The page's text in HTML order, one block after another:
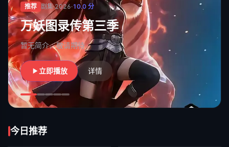
推荐 剧集·2026·10.0 分
万妖图录传第三季
暂无简介，敬请期待
立即播放 详情
今日推荐